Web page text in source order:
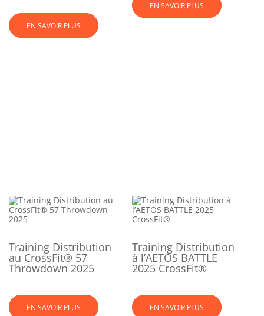
EN SAVOIR PLUS
EN SAVOIR PLUS
Training Distribution
au CrossFit® 57
Throwdown 2025
EN SAVOIR PLUS
Training Distribution
à l’AETOS BATTLE
2025 CrossFit®
EN SAVOIR PLUS